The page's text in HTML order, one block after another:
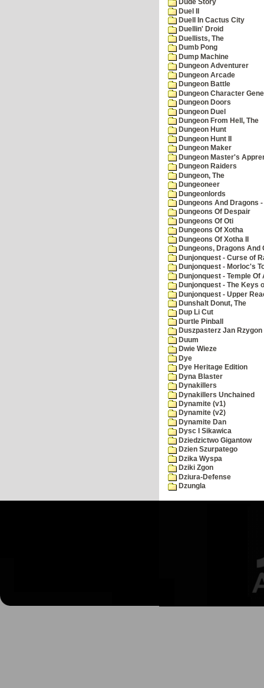
Dude Story
Duel II
Duell In Cactus City
Duellin' Droid
Duellists, The
Dumb Pong
Dump Machine
Dungeon Adventurer
Dungeon Arcade
Dungeon Battle
Dungeon Character
Dungeon Doors
Dungeon Duel
Dungeon From Hell, The
Dungeon Hunt
Dungeon Hunt II
Dungeon Maker
Dungeon Master's
Dungeon Raiders
Dungeon, The
Dungeoneer
Dungeonlords
Dungeons And Dragons
Dungeons Of Despair
Dungeons Of Oti
Dungeons Of Xotha
Dungeons Of Xotha II
Dungeons, Dragons And
Dunjonquest - Curse of
Dunjonquest - Morloc's
Dunjonquest - Temple Of
Dunjonquest - The Keys
Dunjonquest - Upper
Dunshalt Donut, The
Dup Li Cut
Durtle Pinball
Duszpasterz Jan Rzygon
Duum
Dwie Wieze
Dye
Dye Heritage Edition
Dyna Blaster
Dynakillers
Dynakillers Unchained
Dynamite (v1)
Dynamite (v2)
Dynamite Dan
Dysc I Sikawica
Dziedzictwo Gigantow
Dzien Szurpatego
Dzika Wyspa
Dziki Zgon
Dziura-Defense
Dzungla